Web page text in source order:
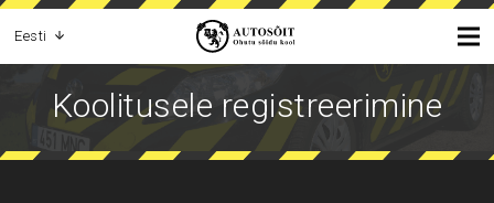
Eesti
Koolitusele registreerimine